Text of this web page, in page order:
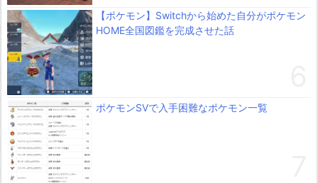
【ポケモン】Switchから始めた自分がポケモン
HOME全国図鑑を完成させた話
ポケモンSVで入手困難なポケモン一覧